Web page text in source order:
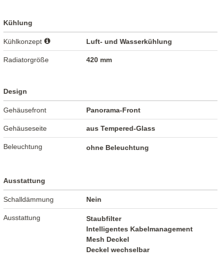
Kühlung
Kühlkonzept Luft- und Wasserkühlung
Radiatorgröße 420 mm
Design
Gehäusefront Panorama-Front
Gehäuseseite aus Tempered-Glass
Beleuchtung ohne Beleuchtung
Ausstattung
Schalldämmung Nein
Ausstattung
Staubfilter
Intelligentes Kabelmanagement
Mesh Deckel
Deckel wechselbar